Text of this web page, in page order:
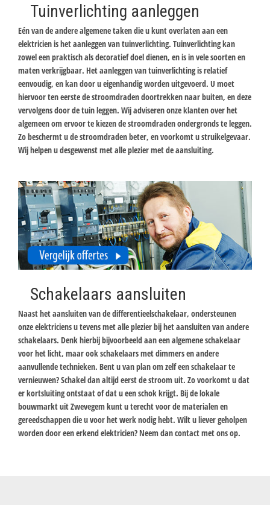
Tuinverlichting aanleggen
Eén van de andere algemene taken die u kunt overlaten aan een
elektricien is het aanleggen van tuinverlichting. Tuinverlichting kan
zowel een praktisch als decoratief doel dienen, en is in vele soorten en
maten verkrijgbaar. Het aanleggen van tuinverlichting is relatief
eenvoudig, en kan door u eigenhandig worden uitgevoerd. U moet
hiervoor ten eerste de stroomdraden doortrekken naar buiten, en deze
vervolgens door de tuin leggen. Wij adviseren onze klanten over het
algemeen om ervoor te kiezen de stroomdraden ondergronds te leggen.
Zo beschermt u de stroomdraden beter, en voorkomt u struikelgevaar.
Wij helpen u desgewenst met alle plezier met de aansluiting.
Schakelaars aansluiten
Naast het aansluiten van de differentieelschakelaar, ondersteunen
onze elektriciens u tevens met alle plezier bij het aansluiten van andere
schakelaars. Denk hierbij bijvoorbeeld aan een algemene schakelaar
voor het licht, maar ook schakelaars met dimmers en andere
aanvullende technieken. Bent u van plan om zelf een schakelaar te
vernieuwen? Schakel dan altijd eerst de stroom uit. Zo voorkomt u dat
er kortsluiting ontstaat of dat u een schok krijgt. Bij de lokale
bouwmarkt uit Zwevegem kunt u terecht voor de materialen en
gereedschappen die u voor het werk nodig hebt. Wilt u liever geholpen
worden door een erkend elektricien? Neem dan contact met ons op.